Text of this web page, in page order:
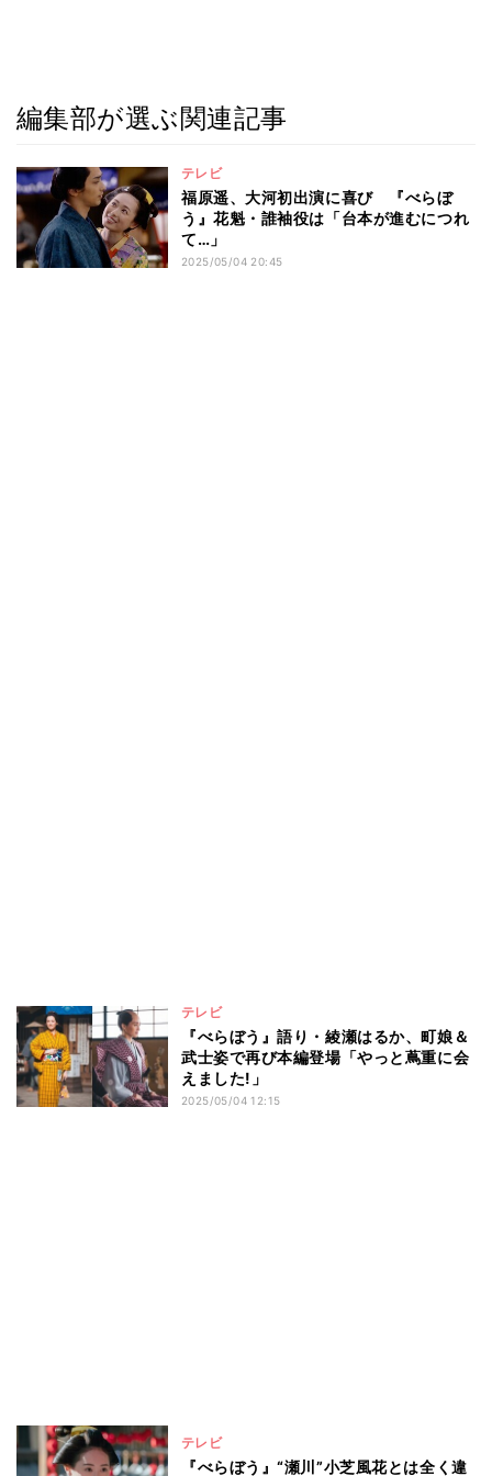
編集部が選ぶ関連記事
テレビ
福原遥、大河初出演に喜び 『べらぼ
う』花魁・誰袖役は「台本が進むにつれ
て…」
2025/05/04 20:45
テレビ
『べらぼう』語り・綾瀬はるか、町娘＆
武士姿で再び本編登場「やっと蔦重に会
えました!」
2025/05/04 12:15
テレビ
『べらぼう』“瀬川”小芝風花とは全く違